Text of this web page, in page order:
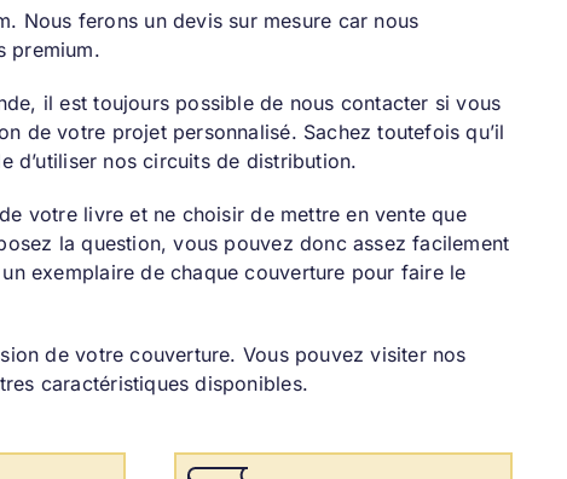
Nous ferons un devis sur mesure car nous
premium.
il est toujours possible de nous contacter si vous
de votre projet personnalisé. Sachez toutefois qu’il
d’utiliser nos circuits de distribution.
votre livre et ne choisir de mettre en vente que
la question, vous pouvez donc assez facilement
exemplaire de chaque couverture pour faire le
de votre couverture. Vous pouvez visiter nos
caractéristiques disponibles.